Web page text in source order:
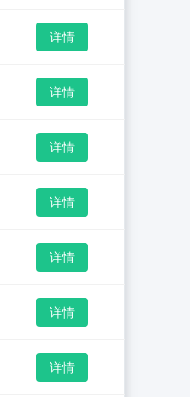
详情
详情
详情
详情
详情
详情
详情